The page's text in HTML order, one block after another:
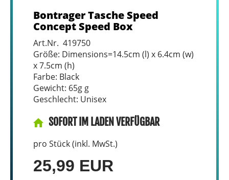
Bontrager Tasche Speed
Concept Speed Box
Art.Nr. 419750
Größe: Dimensions=14.5cm (l) x 6.4cm (w)
x 7.5cm (h)
Farbe: Black
Gewicht: 65g g
Geschlecht: Unisex
SOFORT IM LADEN VERFÜGBAR
pro Stück (inkl. MwSt.)
25,99 EUR